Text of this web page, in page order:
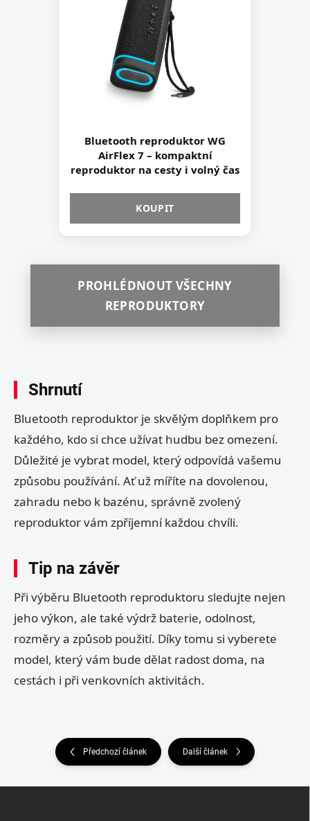
Bluetooth reproduktor WG
AirFlex 7 – kompaktní
reproduktor na cesty i volný čas
KOUPIT
PROHLÉDNOUT VŠECHNY
REPRODUKTORY
Shrnutí
Bluetooth reproduktor je skvělým doplňkem pro
každého, kdo si chce užívat hudbu bez omezení.
Důležité je vybrat model, který odpovídá vašemu
způsobu používání. Ať už míříte na dovolenou,
zahradu nebo k bazénu, správně zvolený
reproduktor vám zpříjemní každou chvíli.
Tip na závěr
Při výběru Bluetooth reproduktoru sledujte nejen
jeho výkon, ale také výdrž baterie, odolnost,
rozměry a způsob použití. Díky tomu si vyberete
model, který vám bude dělat radost doma, na
cestách i při venkovních aktivitách.
Předchozí článek Další článek